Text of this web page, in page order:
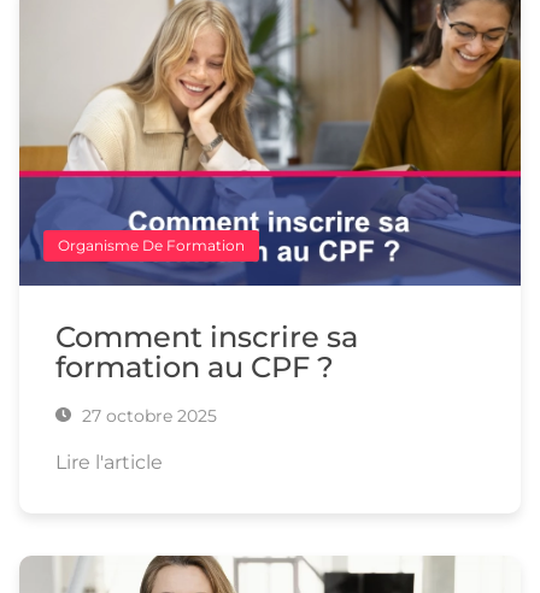
Organisme De Formation
Comment inscrire sa
formation au CPF ?
27 octobre 2025
Lire l'article